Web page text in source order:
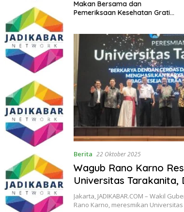
dan Polri Jaga
Makan Bersama dan
Pemeriksaan Kesehatan Gratis,
Berita 22 Oktober 2025
Wagub Rano Karno
Universitas Tarakanita,
Kolaborasi Pendidikan
Kota Global
Jakarta, JADIKABAR.COM – Wakil
Rano Karno, meresmikan